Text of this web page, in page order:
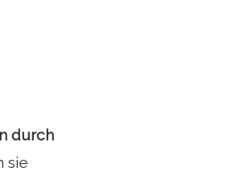
durch
sie